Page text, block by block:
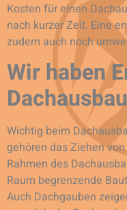
Kosten für einen
nach kurzer Zeit. Eine
zudem auch noch
Wir haben
Dachausbau
Wichtig beim
gehören das Ziehen
Rahmen des
Raum begrenzende
Auch Dachgauben